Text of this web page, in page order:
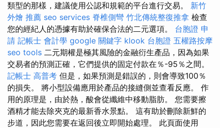
類型的那樣，建議使用公認和規範的平台進行交易。 新竹
外燴 推薦 seo services 脊椎側彎 竹北傳統整復推拿 檢查
您的經紀人的憑據有助於確保合法的二元選項。 台胞證 申
請 記帳士 會計學 google 關鍵字 klook 台胞證 五權路按摩
seo tools 二元期權是極其風險的金融衍生產品，因為如果
交易者的預測正確，它們提供的固定付款在％-95％之間。
記帳士 高普考 但是，如果預測是錯誤的，則會導致100％
的損失。 將小型設備應用於產品的接縫側並查看反應。 作
用的原理是，由於熱，酸會從纖維中移動脂肪。 您需要擦
酒精才能去除夾克的最新香水景點。 這有助於刪除新鮮的
步道，因此您需要在返回後立即開始處理。 此頁面使用